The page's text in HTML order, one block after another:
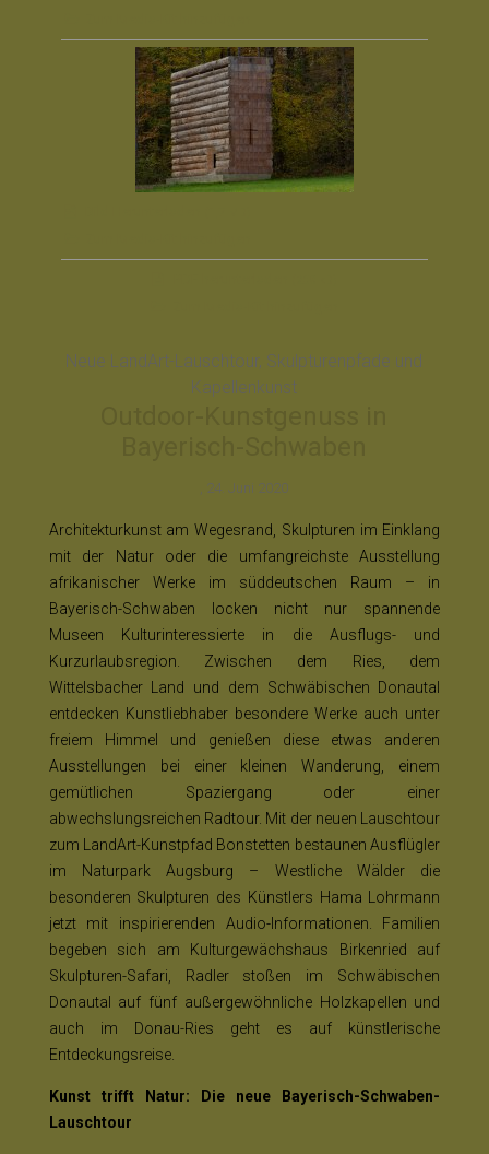
Neue LandArt-Lauschtour, Skulpturenpfade und
Kapellenkunst
, 24. Juni 2020
Architekturkunst am Wegesrand, Skulpturen im Einklang
mit der Natur oder die umfangreichste Ausstellung
afrikanischer Werke im süddeutschen Raum – in
Bayerisch-Schwaben locken nicht nur spannende
Museen Kulturinteressierte in die Ausflugs- und
Kurzurlaubsregion. Zwischen dem Ries, dem
Wittelsbacher Land und dem Schwäbischen Donautal
entdecken Kunstliebhaber besondere Werke auch unter
freiem Himmel und genießen diese etwas anderen
Ausstellungen bei einer kleinen Wanderung, einem
gemütlichen Spaziergang oder einer
abwechslungsreichen Radtour. Mit der neuen Lauschtour
zum LandArt-Kunstpfad Bonstetten bestaunen Ausflügler
im Naturpark Augsburg – Westliche Wälder die
besonderen Skulpturen des Künstlers Hama Lohrmann
jetzt mit inspirierenden Audio-Informationen. Familien
begeben sich am Kulturgewächshaus Birkenried auf
Skulpturen-Safari, Radler stoßen im Schwäbischen
Donautal auf fünf außergewöhnliche Holzkapellen und
auch im Donau-Ries geht es auf künstlerische
Entdeckungsreise.
Kunst trifft Natur: Die neue Bayerisch-Schwaben-
Lauschtour